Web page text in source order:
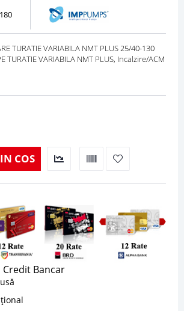
TURATIE VARIABILA NMT PLUS 25/40-130
TURATIE VARIABILA NMT PLUS, Incalzire/ACM
COS
Bancar